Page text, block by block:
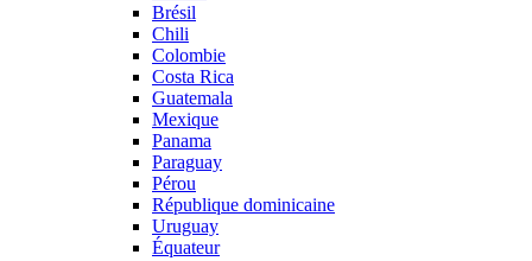
Brésil
Chili
Colombie
Costa Rica
Guatemala
Mexique
Panama
Paraguay
Pérou
République dominicaine
Uruguay
Équateur